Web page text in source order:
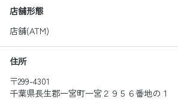
店舗形態
店舗(ATM)
住所
〒299-4301
千葉県長生郡一宮町一宮２９５６番地の１